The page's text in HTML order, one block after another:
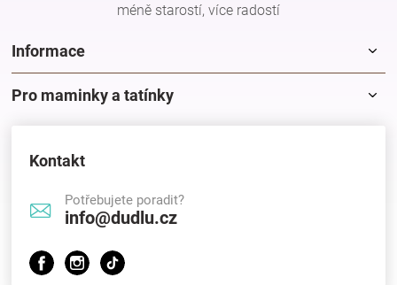
méně starostí, více radostí
Informace
Pro maminky a tatínky
Kontakt
Potřebujete poradit?
info@dudlu.cz